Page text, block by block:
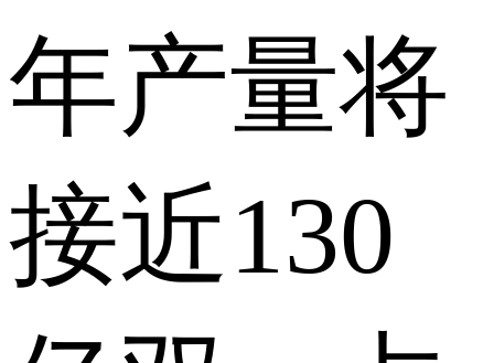
年产量将
接近130